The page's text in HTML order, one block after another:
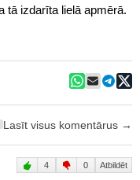
tā izdarīta lielā apmērā.
Lasīt visus komentārus →
4 0 Atbildēt